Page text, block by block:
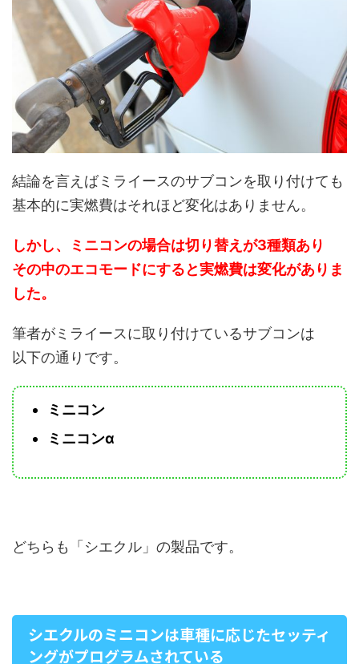
結論を言えばミライースのサブコンを取り付けても
基本的に実燃費はそれほど変化はありません。
しかし、ミニコンの場合は切り替えが3種類あり
その中のエコモードにすると実燃費は変化がありま
した。
筆者がミライースに取り付けているサブコンは
以下の通りです。
ミニコン
ミニコンα
どちらも「シエクル」の製品です。
シエクルのミニコンは車種に応じたセッティ
ングがプログラムされている